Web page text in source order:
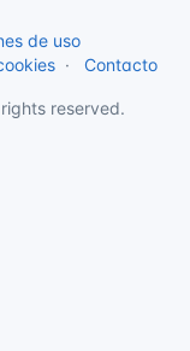
de uso
Contacto
reserved.